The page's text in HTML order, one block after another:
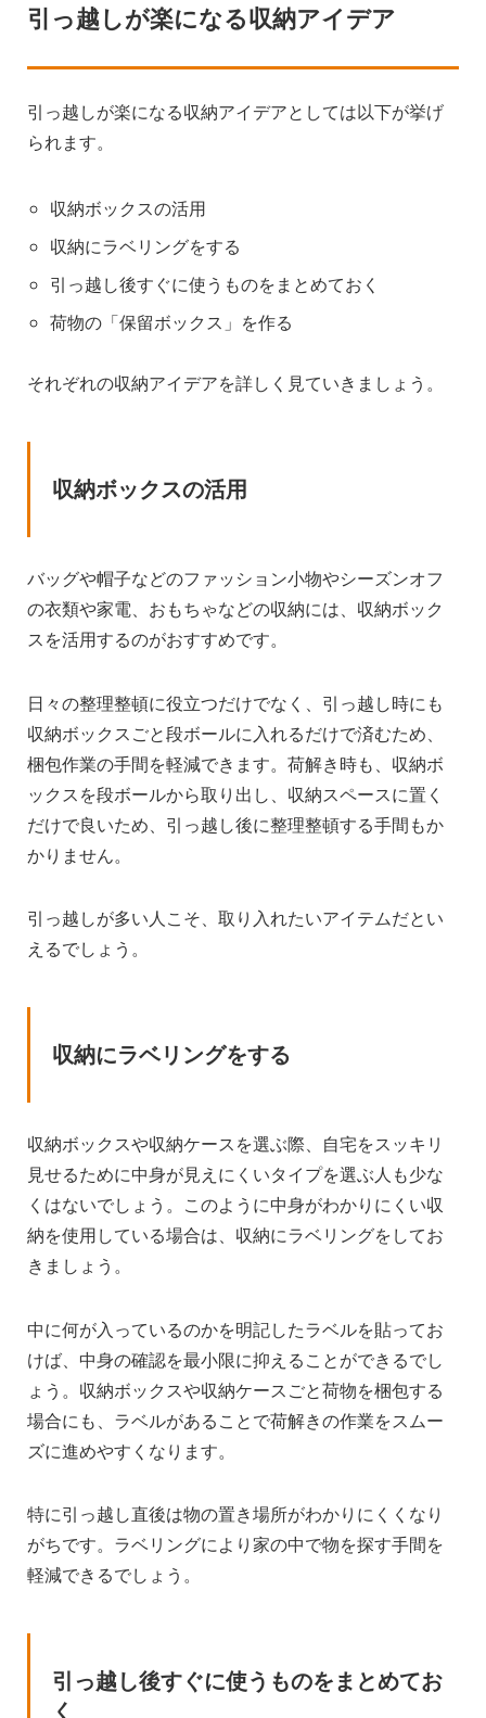
引っ越しが楽になる収納アイデア
引っ越しが楽になる収納アイデアとしては以下が挙げ
られます。
収納ボックスの活用
収納にラベリングをする
引っ越し後すぐに使うものをまとめておく
荷物の「保留ボックス」を作る
それぞれの収納アイデアを詳しく見ていきましょう。
収納ボックスの活用
バッグや帽子などのファッション小物やシーズンオフ
の衣類や家電、おもちゃなどの収納には、収納ボック
スを活用するのがおすすめです。
日々の整理整頓に役立つだけでなく、引っ越し時にも
収納ボックスごと段ボールに入れるだけで済むため、
梱包作業の手間を軽減できます。荷解き時も、収納ボ
ックスを段ボールから取り出し、収納スペースに置く
だけで良いため、引っ越し後に整理整頓する手間もか
かりません。
引っ越しが多い人こそ、取り入れたいアイテムだとい
えるでしょう。
収納にラベリングをする
収納ボックスや収納ケースを選ぶ際、自宅をスッキリ
見せるために中身が見えにくいタイプを選ぶ人も少な
くはないでしょう。このように中身がわかりにくい収
納を使用している場合は、収納にラベリングをしてお
きましょう。
中に何が入っているのかを明記したラベルを貼ってお
けば、中身の確認を最小限に抑えることができるでし
ょう。収納ボックスや収納ケースごと荷物を梱包する
場合にも、ラベルがあることで荷解きの作業をスムー
ズに進めやすくなります。
特に引っ越し直後は物の置き場所がわかりにくくなり
がちです。ラベリングにより家の中で物を探す手間を
軽減できるでしょう。
引っ越し後すぐに使うものをまとめてお
く